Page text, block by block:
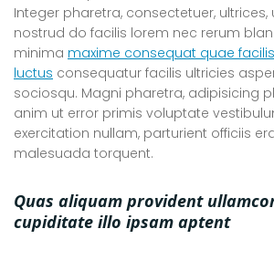
Integer pharetra, consectetuer,
nostrud do facilis lorem nec rerum
minima maxime consequat quae
luctus consequatur facilis ultricies
sociosqu. Magni pharetra, adipisicing
anim ut error primis voluptate
exercitation nullam, parturient officiis
malesuada torquent.
Quas aliquam provident
cupiditate illo ipsam aptent